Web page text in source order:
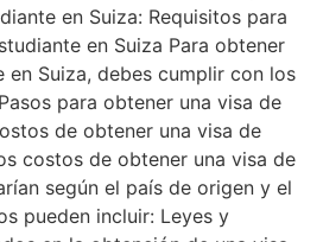
en Suiza: Requisitos para
en Suiza Para obtener
en Suiza, debes cumplir con los
para obtener una visa de
de obtener una visa de
costos de obtener una visa de
según el país de origen y el
pueden incluir: Leyes y